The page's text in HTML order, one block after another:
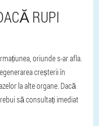
RUPI
oriunde s-ar afla.
creșterii în
la alte organe. Dacă
să consultați imediat